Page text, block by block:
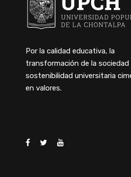
Por la calidad educativa, la
transformación de la sociedad
sostenibilidad universitaria
en valores.